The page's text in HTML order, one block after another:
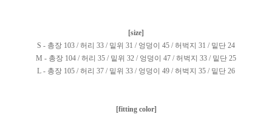
[size]
S - 총장 103 / 허리 33 / 밑위 31 / 엉덩이 45 / 허벅지 31 / 밑단 24
M - 총장 104 / 허리 35 / 밑위 32 / 엉덩이 47 / 허벅지 33 / 밑단 25
L - 총장 105 / 허리 37 / 밑위 33 / 엉덩이 49 / 허벅지 35 / 밑단 26
[fitting color]